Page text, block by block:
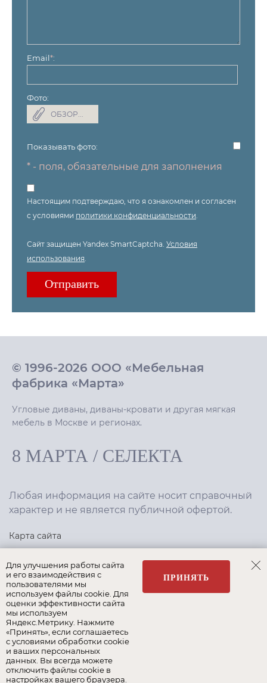
Email*:
Фото:
Показывать фото:
* - поля, обязательные для заполнения
Настоящим подтверждаю, что я ознакомлен и согласен
с условиями политики конфиденциальности.
Сайт защищен Yandex SmartCaptcha. Условия
использования.
© 1996-2026 ООО «Мебельная
фабрика «Марта»
Угловые диваны, диваны-кровати и другая мягкая
мебель в Москве и регионах.
8 МАРТА / СЕЛЕКТА
Любая информация на сайте носит справочный
характер и не является публичной офертой.
Карта сайта
Политика конфиденциальности
Создание сайта,интернет-маркетинг
Наши бренды:
8 Марта Селекта
Для улучшения работы сайта
и его взаимодействия с
пользователями мы
используем файлы cookie. Для
оценки эффективности сайта
мы используем
Яндекс.Метрику. Нажмите
«Принять», если соглашаетесь
с условиями обработки cookie
и ваших персональных
данных. Вы всегда можете
отключить файлы cookie в
настройках вашего браузера.
ПРИНЯТЬ